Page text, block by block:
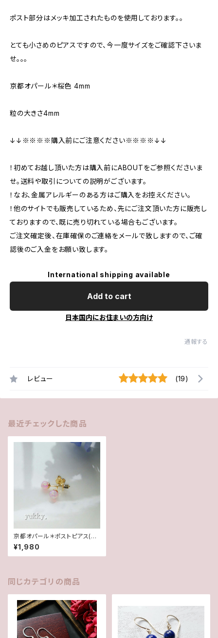
ポスト部分はメッキ加工されたものを使用しております。。
とても小さめのピアスですので、今一度サイズをご確認下さいま
せ。。。
京都オパール＊桜色 4mm
粒の大きさ4mm
↓↓※※※※購入前にご注意ください※※※※↓↓
！初めてお越し頂いた方は購入前にABOUTをご参照くださいま
せ。送料や取引についての説明がございます。
！なお、金属アレルギーのある方はご購入をお控えください。
！他のサイトでも販売しているため、先にご注文頂いた方に販売し
ておりますので、既に売り切れている場合もございます。
ご注文確定後、在庫確保のご連絡をメールで致しますので、ご確
認後のご入金をお願い致します。
International shipping available
Add to cart
日本国内にお住まいの方向け
通報する
レビュー (19)
最近チェックした商品
京都オパール＊ポストピアス(桜
色･4mm)
¥1,980
同じカテゴリの商品